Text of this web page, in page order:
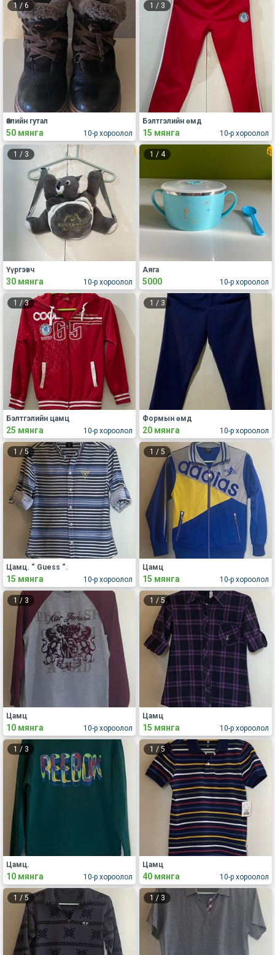
1/ 6
10-р хороолол
Өвлийн гутал
50 мянга
1 / 3
10-р хороолол
Бэлтгэлийн өмд
15 мянга
1 / 3
10-р хороолол
Үүргэвч
30 мянга
1 / 4
10-р хороолол
Аяга
5000
1 /3
10-р хороолол
Бэлтгэлийн цамц
25 мянга
1 / 3
10-р хороолол
Формын өмд
20 мянга
1 / 5
10-р хороолол
Цамц. “ Guess “.
15 мянга
1 / 5
10-р хороолол
Цамц
15 мянга
1 / 3
10-р хороолол
Цамц
10 мянга
1 / 5
10-р хороолол
Цамц
15 мянга
1 / 3
10-р хороолол
Цамц.
10 мянга
1 /5
10-р хороолол
Цамц
40 мянга
1 / 5 1 / 3